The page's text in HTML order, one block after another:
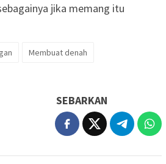
jika memang itu
Membuat denah
SEBARKAN